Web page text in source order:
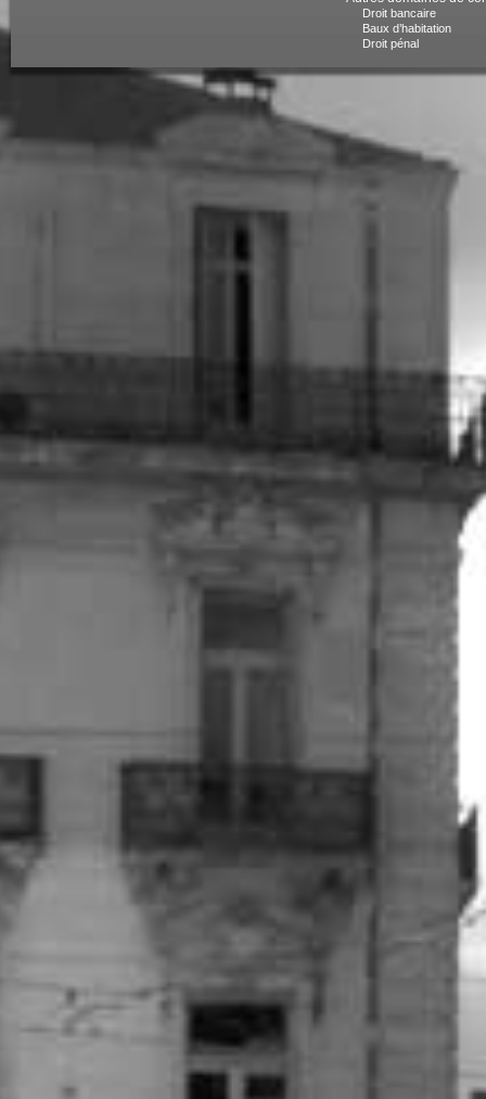
Droit bancaire
Baux d’habitation
Droit pénal